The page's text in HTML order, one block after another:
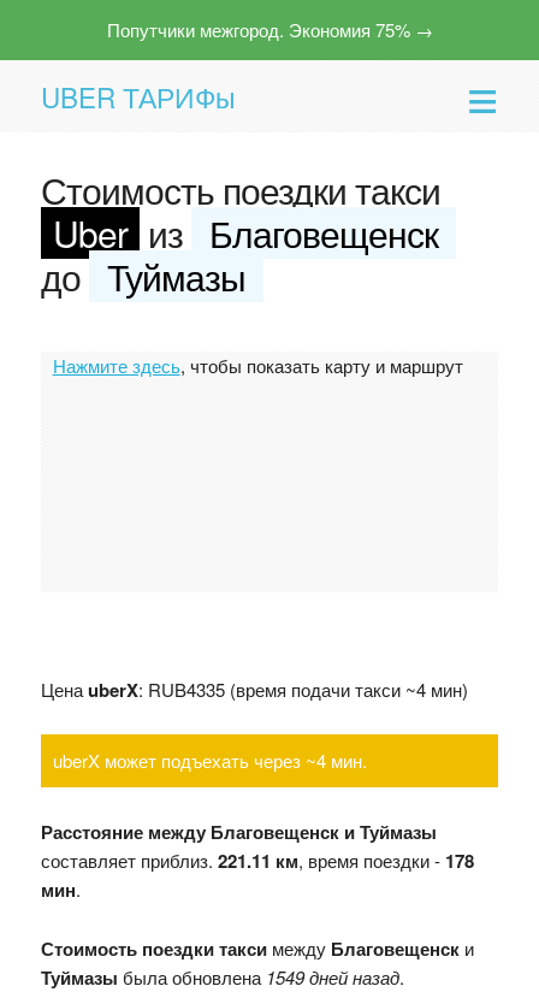
Попутчики межгород. Экономия 75% →
UBER ТАРИФы
Стоимость поездки такси
Uber из Благовещенск
до Туймазы
Нажмите здесь, чтобы показать карту и маршрут
ЦенаuberX: RUB4335 (время подачи такси ~4 мин)
uberX может подъехать через ~4 мин.
Расстояние между Благовещенск и Туймазы
составляет приблиз. 221.11 км, время поездки - 178
мин.
Стоимость поездки таксимежду Благовещенски
Туймазы была обновлена 1549 дней назад.